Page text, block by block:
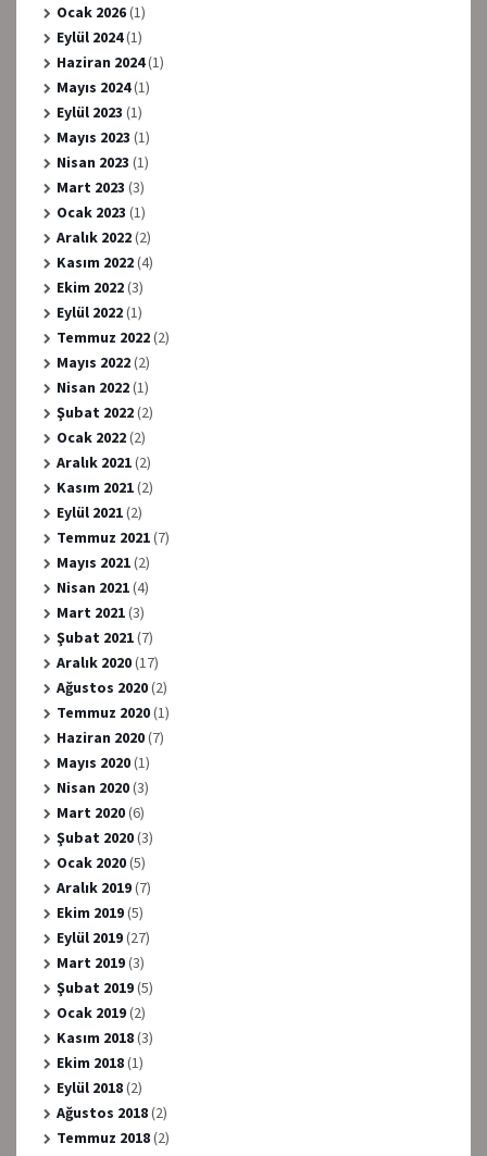
Ocak 2026(1)
Eylül 2024(1)
Haziran 2024(1)
Mayıs 2024(1)
Eylül 2023 (1)
Mayıs 2023 (1)
Nisan 2023 (1)
Mart 2023 (3)
Ocak 2023 (1)
Aralık 2022(2)
Kasım 2022(4)
Ekim 2022(3)
Eylül 2022(1)
Temmuz 2022(2)
Mayıs 2022(2)
Nisan 2022(1)
Şubat 2022(2)
Ocak 2022(2)
Aralık 2021(2)
Kasım 2021(2)
Eylül 2021(2)
Temmuz 2021(7)
Mayıs 2021(2)
Nisan 2021(4)
Mart 2021(3)
Şubat 2021(7)
Aralık 2020(17)
Ağustos 2020(2)
Temmuz 2020(1)
Haziran 2020(7)
Mayıs 2020(1)
Nisan 2020(3)
Mart 2020(6)
Şubat 2020(3)
Ocak 2020(5)
Aralık 2019(7)
Ekim 2019(5)
Eylül 2019(27)
Mart 2019(3)
Şubat 2019(5)
Ocak 2019(2)
Kasım 2018(3)
Ekim 2018(1)
Eylül 2018(2)
Ağustos 2018(2)
Temmuz 2018(2)